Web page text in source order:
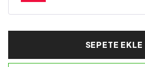
SEPETE EKLE